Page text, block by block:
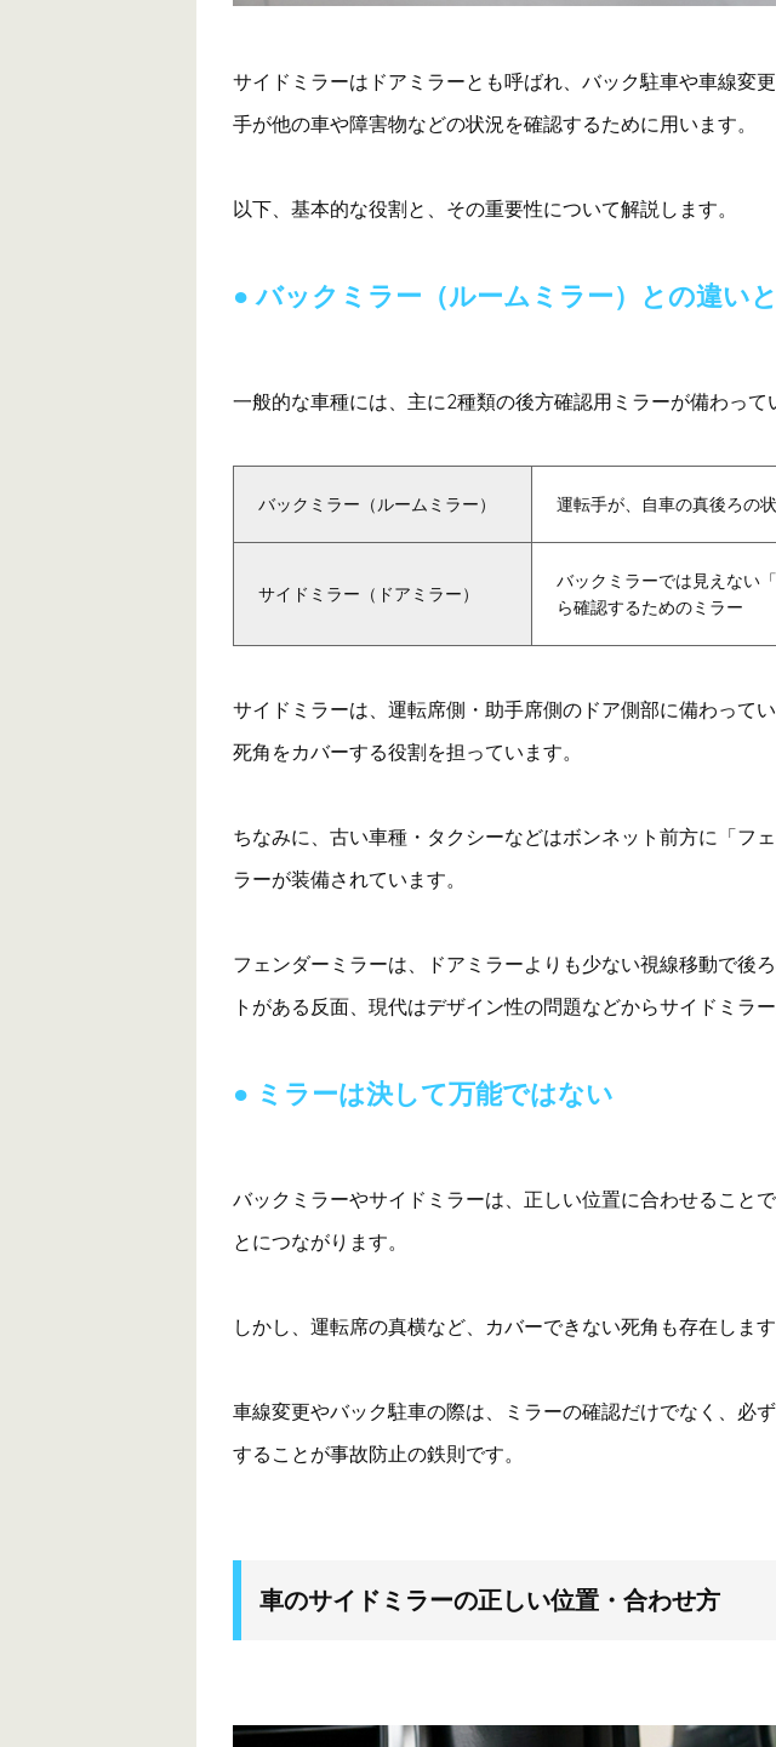
サイドミラーはドアミラーとも呼ばれ、バック駐車や車線変
手が他の車や障害物などの状況を確認するために用います。
以下、基本的な役割と、その重要性について解説します。
バックミラー（ルームミラー）との違い
一般的な車種には、主に2種類の後方確認用ミラーが備わって
バックミラー（ルームミラー） 運転手が、自車の真後ろの
サイドミラー（ドアミラー）
バックミラーでは見えない
ら確認するためのミラー
サイドミラーは、運転席側・助手席側のドア側部に備わって
死角をカバーする役割を担っています。
ちなみに、古い車種・タクシーなどはボンネット前方に「フ
ラーが装備されています。
フェンダーミラーは、ドアミラーよりも少ない視線移動で後
トがある反面、現代はデザイン性の問題などからサイドミラ
ミラーは決して万能ではない
バックミラーやサイドミラーは、正しい位置に合わせること
とにつながります。
しかし、運転席の真横など、カバーできない死角も存在します
車線変更やバック駐車の際は、ミラーの確認だけでなく、必
することが事故防止の鉄則です。
車のサイドミラーの正しい位置・合わせ方